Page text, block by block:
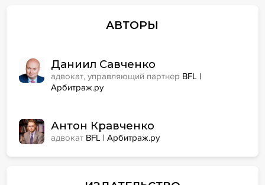
АВТОРЫ
Даниил Савченко
адвокат, управляющий партнер BFL |
Арбитраж.ру
Антон Кравченко
адвокат BFL | Арбитраж.ру